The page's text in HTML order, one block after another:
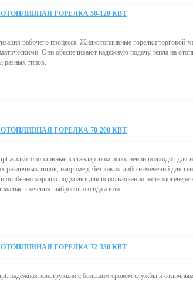
ГОРЕЛКА 50-120 КВТ
рабочего процесса. Жидкотопливные горелки торговой
Они обеспечивают надежную подачу тепла на
разных типов.
ГОРЕЛКА 70-200 КВТ
жидкотопопливные в стандартном исполнении подходят для
различных типов, например, без каких-либо изменений для
особенно хорошо подходят для использования на
значения выбросов оксида азота.
ГОРЕЛКА 72-330 КВТ
надежная конструкция с большим сроком службы и